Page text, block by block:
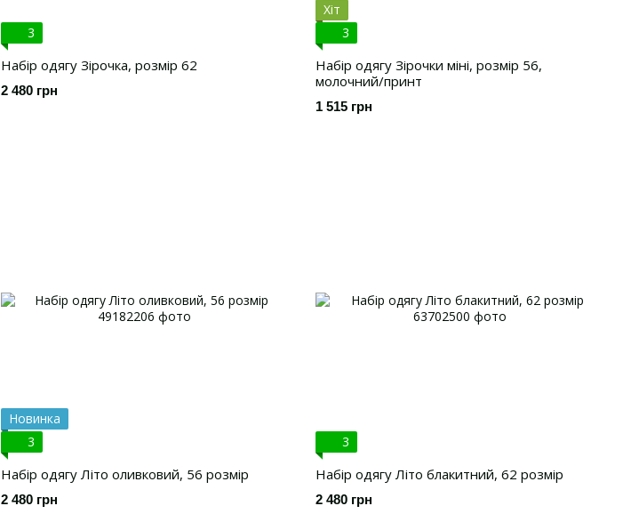
3
Набір одягу Зірочка, розмір 62
2 480 грн
Хіт
3
Набір одягу Зірочки міні, розмір 56,
молочний/принт
1 515 грн
Новинка
3
Набір одягу Літо оливковий, 56 розмір
2 480 грн
3
Набір одягу Літо блакитний, 62 розмір
2 480 грн